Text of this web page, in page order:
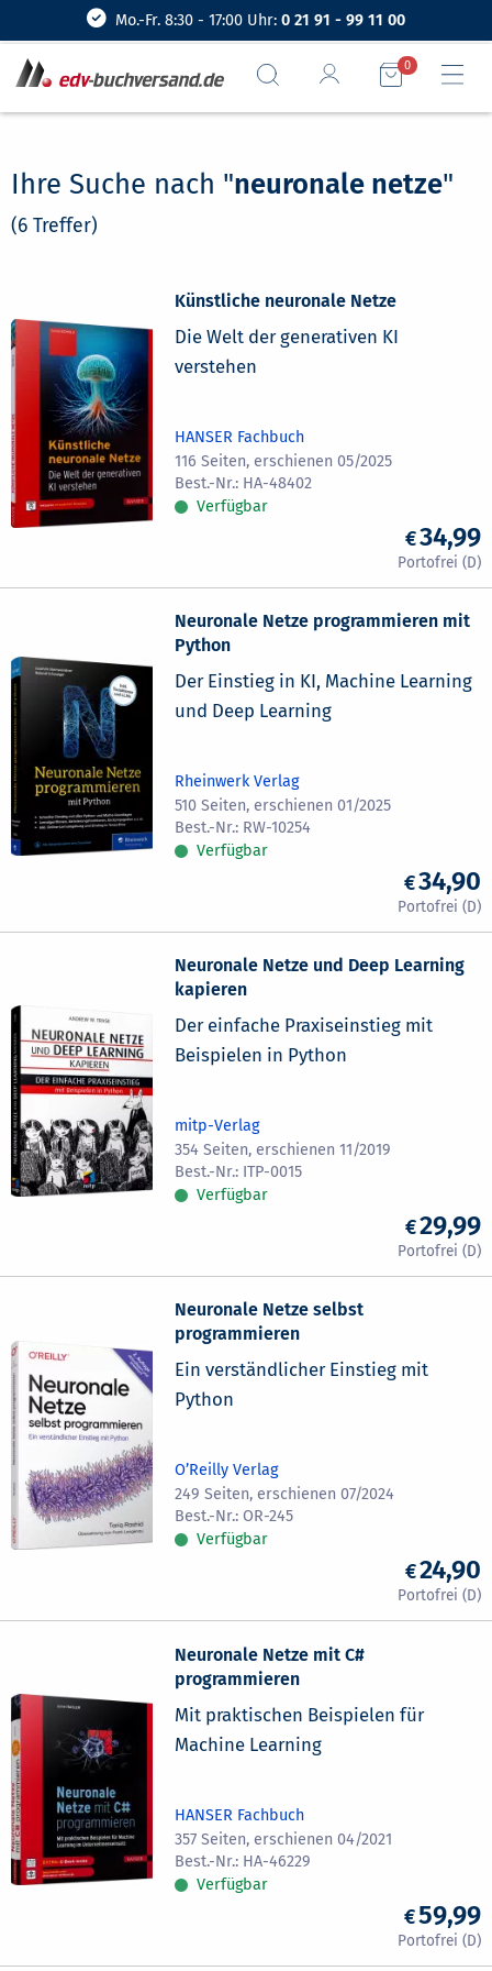
Mo.-Fr. 8:30 - 17:00 Uhr: 0 21 91 - 99 11 00
0
Ihre Suche nach "neuronale netze"
(6 Treffer)
Künstliche neuronale Netze
Die Welt der generativen KI
verstehen
HANSER Fachbuch
116 Seiten, erschienen 05/2025
HA-48402
Verfügbar
34,99
Neuronale Netze programmieren mit
Python
Der Einstieg in KI, Machine Learning
und Deep Learning
Rheinwerk Verlag
510 Seiten, erschienen 01/2025
RW-10254
Verfügbar
34,90
Neuronale Netze und Deep Learning
kapieren
Der einfache Praxiseinstieg mit
Beispielen in Python
mitp-Verlag
354 Seiten, erschienen 11/2019
ITP-0015
Verfügbar
29,99
Neuronale Netze selbst
programmieren
Ein verständlicher Einstieg mit
Python
O’Reilly Verlag
249 Seiten, erschienen 07/2024
OR-245
Verfügbar
24,90
Neuronale Netze mit C#
programmieren
Mit praktischen Beispielen für
Machine Learning
HANSER Fachbuch
357 Seiten, erschienen 04/2021
HA-46229
Verfügbar
59,99